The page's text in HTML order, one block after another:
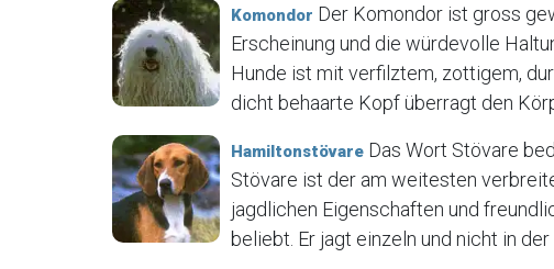
Komondor Der Komondor ist gross
Erscheinung und die würdevolle
Hunde ist mit verfilztem, zottigem,
dicht behaarte Kopf überragt den
Hamiltonstövare Das Wort Stövare
Stövare ist der am weitesten
jagdlichen Eigenschaften und
beliebt. Er jagt einzeln und nicht in der